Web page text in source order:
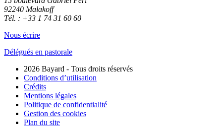
92240 Malakoff
Tél. : +33 1 74 31 60 60
Nous écrire
Délégués en pastorale
2026 Bayard - Tous droits réservés
Conditions d’utilisation
Crédits
Mentions légales
Politique de confidentialité
Gestion des cookies
Plan du site